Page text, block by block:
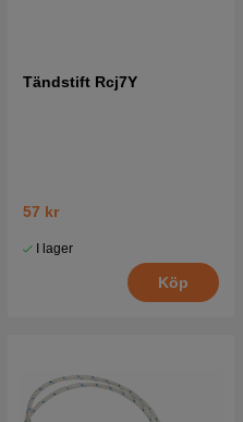
Tändstift Rcj7Y
57 kr
I lager
Köp